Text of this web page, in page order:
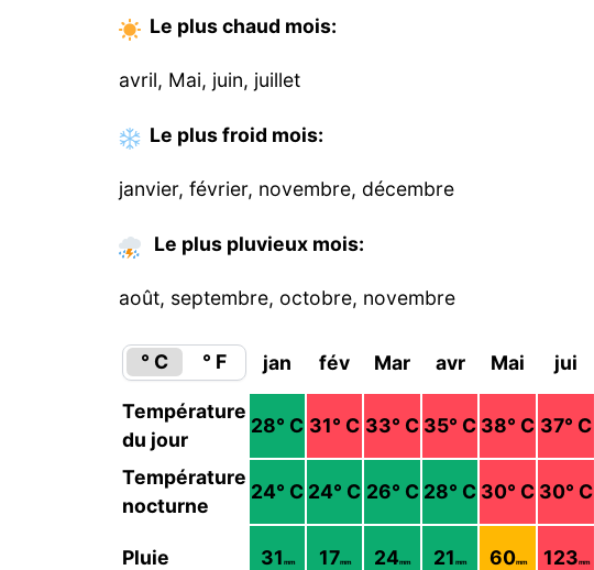
Le plus chaud mois:
avril, Mai, juin, juillet
Le plus froid mois:
janvier, février, novembre, décembre
Le plus pluvieux mois:
août, septembre, octobre, novembre
° C ° F jan fév Mar avr Mai jui
Température
du jour
28° C 31° C 33° C 35° C 38° C 37° C
Température
nocturne
24° C 24° C 26° C 28° C 30° C 30° C
Pluie 31 mm 17mm 24mm 21 mm 60mm 123mm